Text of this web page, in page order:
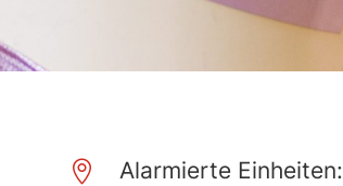
 Alarmierte Einheiten: